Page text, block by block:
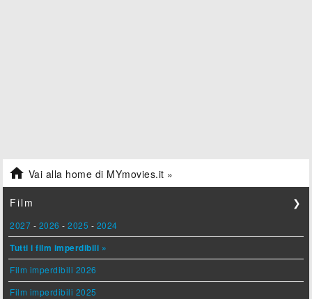
 Vai alla home di MYmovies.it »
Film ❯
2027 - 2026 -2025 - 2024
Tutti i film imperdibili »
Film imperdibili 2026
Film imperdibili 2025